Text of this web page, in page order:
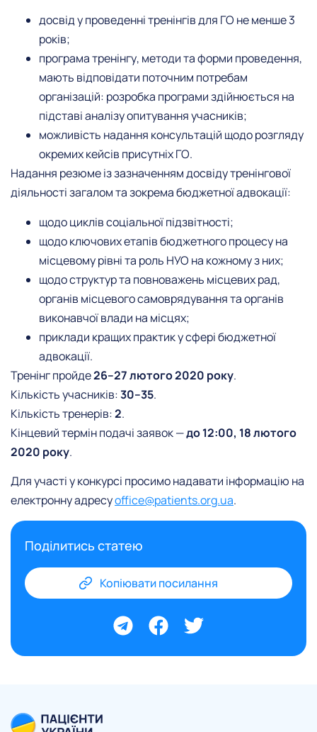
досвід у проведенні тренінгів для ГО не менше 3
років;
програма тренінгу, методи та форми проведення,
мають відповідати поточним потребам
організацій: розробка програми здійнюється на
підставі аналізу опитування учасників;
можливість надання консультацій щодо розгляду
окремих кейсів присутніх ГО.
Надання резюме із зазначенням досвіду тренінгової
діяльності загалом та зокрема бюджетної адвокації:
щодо циклів соціальної підзвітності;
щодо ключових етапів бюджетного процесу на
місцевому рівні та роль НУО на кожному з них;
щодо структур та повноважень місцевих рад,
органів місцевого самоврядування та органів
виконавчої влади на місцях;
приклади кращих практик у сфері бюджетної
адвокації.
Тренінг пройде26–27 лютого 2020 року.
Кількість учасників:30–35.
Кількість тренерів:2.
Кінцевий термін подачі заявок —до 12:00, 18 лютого
2020 року.
Для участі у конкурсі просимо надавати інформацію на
електронну адресуoffice@patients.org.ua.
Поділитись статею
Копіювати посилання